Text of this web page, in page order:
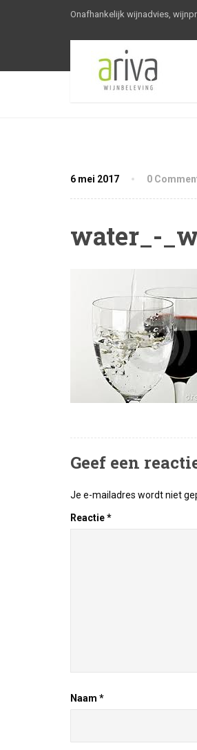
Onafhankelijk wijnadvies,
6 mei 2017 0
water_-
Geef een
Je e-mailadres wordt niet
Reactie*
Naam *